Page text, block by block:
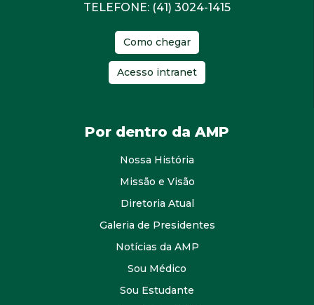
TELEFONE: (41) 3024-1415
Como chegar
Acesso intranet
Por dentro da AMP
Nossa História
Missão e Visão
Diretoria Atual
Galeria de Presidentes
Notícias da AMP
Sou Médico
Sou Estudante